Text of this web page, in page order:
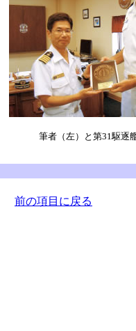
筆者（左）と第31駆逐
前の項目に戻る